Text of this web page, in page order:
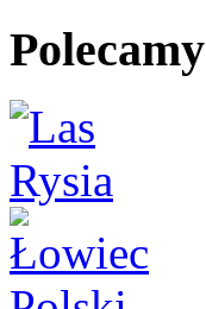
Polecamy